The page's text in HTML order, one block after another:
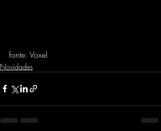
fonte: Voxel
Novidades